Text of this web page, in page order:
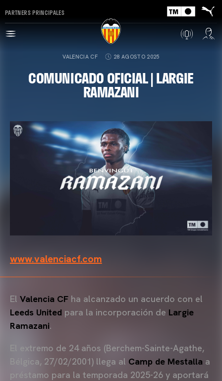
PARTNERS PRINCIPALES
VALENCIA CF 28 AGOSTO 2025
COMUNICADO OFICIAL | LARGIE
RAMAZANI
www.valenciacf.com
El Valencia CF ha alcanzado un acuerdo con el
Leeds United para la incorporación de Largie
Ramazani.
El extremo de 24 años (Berchem-Sainte-Agathe,
Bélgica, 27/02/2001) llega al Camp de Mestalla a
préstamo para la temporada 2025-26 y aportará